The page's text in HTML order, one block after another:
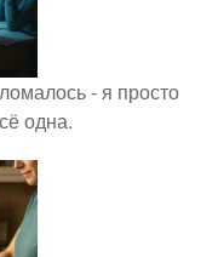
- я просто
одна.